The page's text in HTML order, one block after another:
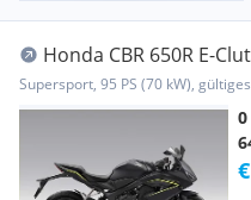
Honda CBR 650R E-
Supersport, 95 PS (70 kW),
0